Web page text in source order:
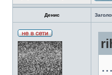
Денис